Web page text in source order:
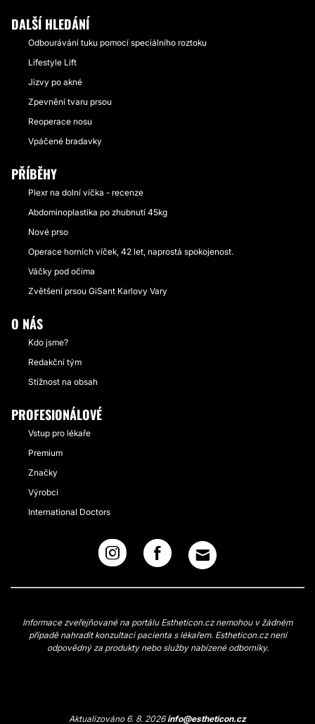
DALŠÍ HLEDÁNÍ
Odbourávání tuku pomocí speciálního roztoku
Lifestyle Lift
Jizvy po akné
Zpevnění tvaru prsou
Reoperace nosu
Vpáčené bradavky
PŘÍBĚHY
Plexr na dolní víčka - recenze
Abdominoplastika po zhubnutí 45kg
Nové prso
Operace horních víček, 42 let, naprostá spokojenost.
Váčky pod očima
Zvětšení prsou GiSant Karlovy Vary
O NÁS
Kdo jsme?
Redakční tým
Stížnost na obsah
PROFESIONÁLOVÉ
Vstup pro lékaře
Premium
Značky
Výrobci
International Doctors
Informace zveřejňované na portálu Estheticon.cz nemohou v žádném
případě nahradit konzultaci pacienta s lékařem. Estheticon.cz není
odpovědný za produkty nebo služby nabízené odborníky.
Aktualizováno 6. 8. 2026info@estheticon.cz